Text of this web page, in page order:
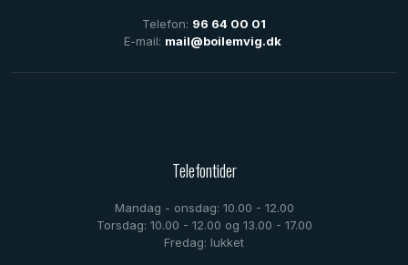
Telefon: 96 64 00 01
E-mail: mail@boilemvig.dk
Telefontider
Mandag - onsdag: 10.00 - 12.00
Torsdag: 10.00 - 12.00 og 13.00 - 17.00
Fredag: lukket